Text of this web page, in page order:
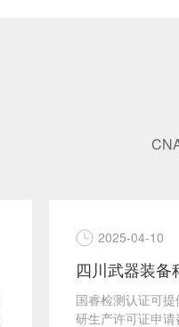
2025-04-10
国睿检测认证可
研生产许可证申